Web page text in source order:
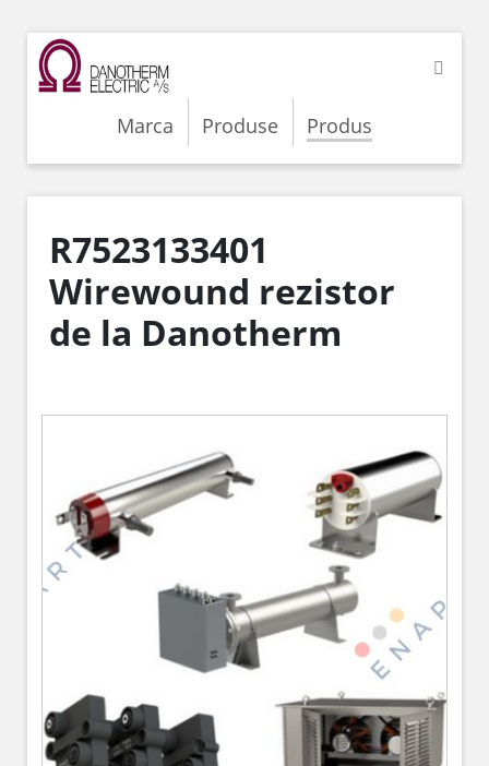
Marca Produse Produs
R7523133401
Wirewound rezistor
de la Danotherm